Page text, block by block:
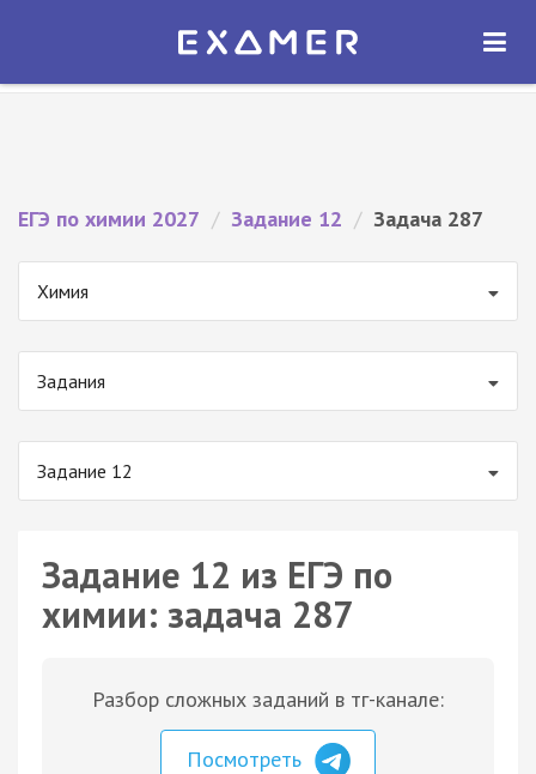
Экзамер — ЕГЭ 2027
ОТКРЫТЬ
ЕГЭ по химии 2027 / Задание 12 / Задача 287
Химия
Задания
Задание 12
Задание 12 из ЕГЭ по
химии: задача 287
Разбор сложных заданий в тг-канале:
Посмотреть